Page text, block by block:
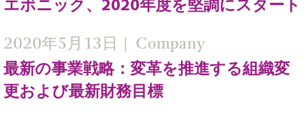
エボニック、2020年度を堅調にスタート
2020年5月13日
最新の事業戦略：変革を推進する組織変
更および最新財務目標
Company